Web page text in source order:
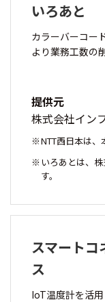
いろあと
カラーバーコー
より業務工数の
提供元
株式会社イン
NTT西日本は、
いろあとは、
す。
スマートコ
ス
IoT温度計を活